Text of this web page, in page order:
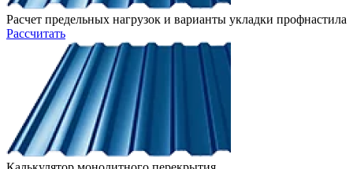
Расчет предельных нагрузок и варианты укладки профнастила
Рассчитать